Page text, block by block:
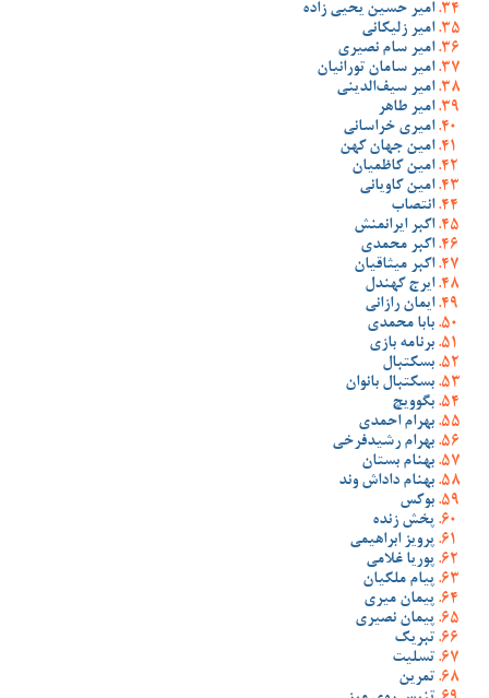
امیر حسین یحیی زاده
امیر زلیکانی
امیر سام نصیری
امیر سامان تورانیان
امیر سیف‌الدینی
امیر طاهر
امیری خراسانی
امین جهان کهن
امین کاظمیان
امین کاویانی
انتصاب
اکبر ایرانمنش
اکبر محمدی
اکبر میثاقیان
ایرج کهندل
ایمان رازانی
بابا محمدی
برنامه بازی
بسکتبال
بسکتبال بانوان
بگوویچ
بهرام احمدی
بهرام رشیدفرخی
بهنام بستان
بهنام داداش وند
بوکس
پخش زنده
پرویز ابراهیمی
پوریا غلامی
پیام ملکیان
پیمان میری
پیمان نصیری
تبریک
تسلیت
تمرین